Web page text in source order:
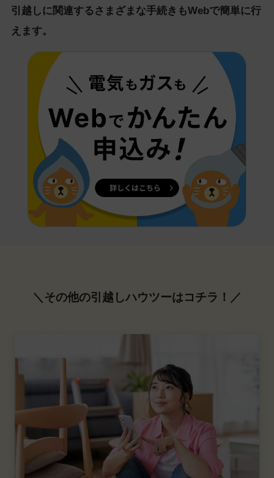
引越しに関連するさまざまな手続きもWebで簡単に行
えます。
＼その他の引越しハウツーはコチラ！／